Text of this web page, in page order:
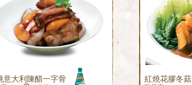
意大利陳醋一字骨 紅燒花膠冬菇